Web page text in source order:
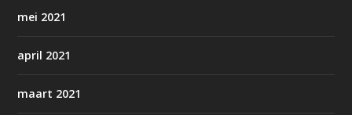
mei 2021
april 2021
maart 2021